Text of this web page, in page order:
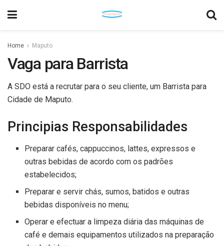
Home Maputo
Vaga para Barrista
A SDO está a recrutar para o seu cliente, um Barrista para
Cidade de Maputo.
Principias Responsabilidades
Preparar cafés, cappuccinos, lattes, expressos e
outras bebidas de acordo com os padrões
estabelecidos;
Preparar e servir chás, sumos, batidos e outras
bebidas disponíveis no menu;
Operar e efectuar a limpeza diária das máquinas de
café e demais equipamentos utilizados na preparação